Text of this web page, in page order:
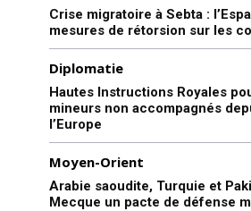
Crise migratoire à Sebta :
mesures de rétorsion sur les
Diplomatie
Hautes Instructions Royales
mineurs non accompagnés
l’Europe
Moyen-Orient
Arabie saoudite, Turquie et
Mecque un pacte de défense